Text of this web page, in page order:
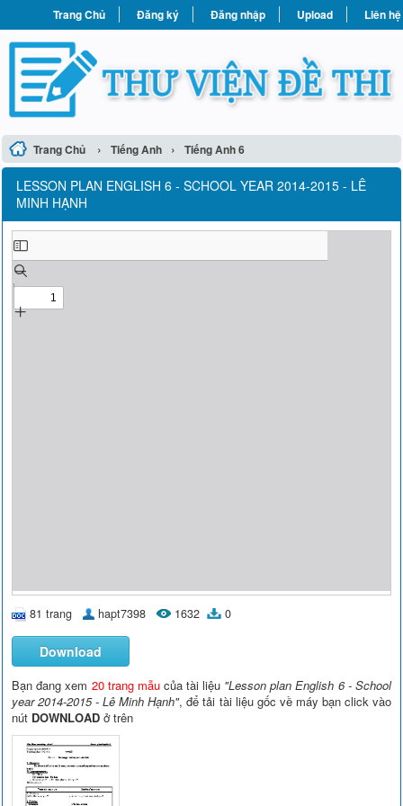
Trang Chủ Đăng ký Đăng nhập Upload Liên hệ
Trang Chủ › Tiếng Anh › Tiếng Anh 6
LESSON PLAN ENGLISH 6 - SCHOOL YEAR 2014-2015 - LÊ
MINH HẠNH
81 trang hapt7398 1632 0
Download
Bạn đang xem 20 trang mẫucủa tài liệu "Lesson plan English 6 - School
year 2014-2015 - Lê Minh Hạnh", để tải tài liệu gốc về máy bạn click vào
nút DOWNLOAD ở trên